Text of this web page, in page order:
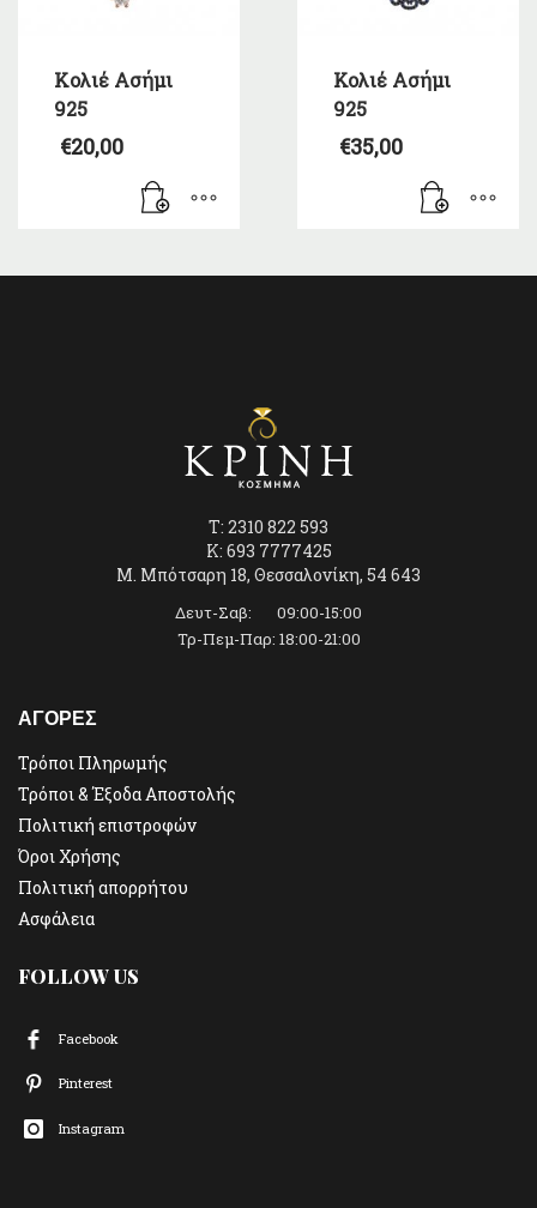
Kολιέ Ασήμι
925
€20,00
Κολιέ Ασήμι
925
€35,00
T: 2310 822 593
K: 693 7777425
Μ. Μπότσαρη 18, Θεσσαλονίκη, 54 643
Δευτ-Σαβ: 09:00-15:00
Τρ-Πεμ-Παρ: 18:00-21:00
ΑΓΟΡΕΣ
Τρόποι Πληρωμής
Τρόποι & Έξοδα Αποστολής
Πολιτική επιστροφών
Όροι Χρήσης
Πολιτική απορρήτου
Ασφάλεια
FOLLOW US
Facebook
Pinterest
Instagram